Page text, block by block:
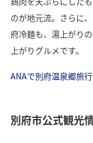
のが地元流。さらに
府冷麺も、湯上がり
上がりグルメです。
ANAで別府温泉郷旅
別府市公式観光